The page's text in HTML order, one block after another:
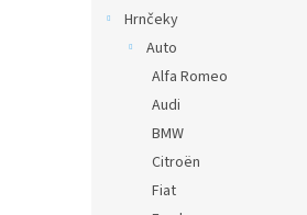
Hrnčeky
Auto
Alfa Romeo
Audi
BMW
Citroën
Fiat